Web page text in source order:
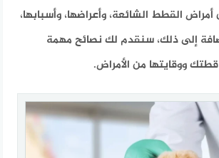
القطط الشائعة، وأعراضها، وأسبابها،
إلى ذلك، سنقدم لك نصائح مهمة
ووقايتها من الأمراض.